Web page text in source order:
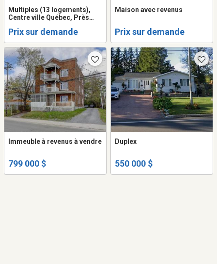
Multiples (13 logements),
Centre ville Québec, Près
locaitres excellents,
Prix sur demande
Maison avec revenus
Prix sur demande
Immeuble à revenus à vendre
799 000 $
Duplex
550 000 $